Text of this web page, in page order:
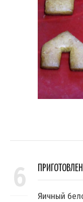
6
Яичный